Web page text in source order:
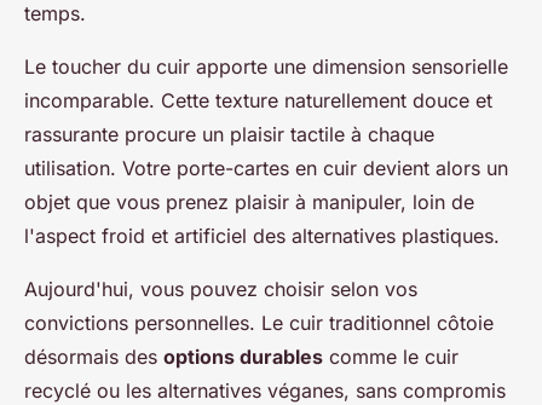
temps.
Le toucher du cuir apporte une dimension sensorielle
incomparable. Cette texture naturellement douce et
rassurante procure un plaisir tactile à chaque
utilisation. Votre porte-cartes en cuir devient alors un
objet que vous prenez plaisir à manipuler, loin de
l'aspect froid et artificiel des alternatives plastiques.
Aujourd'hui, vous pouvez choisir selon vos
convictions personnelles. Le cuir traditionnel côtoie
désormais des options durables comme le cuir
recyclé ou les alternatives véganes, sans compromis